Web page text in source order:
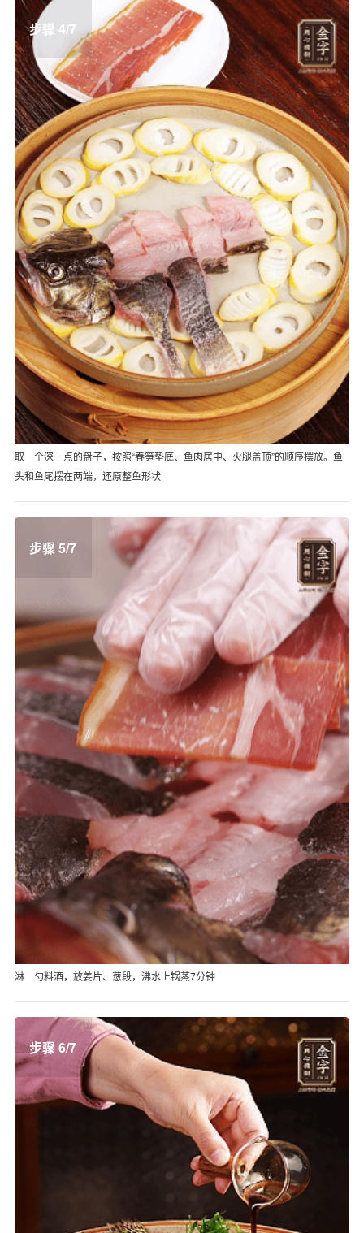
步骤 4/7
取一个深一点的盘子，按照“春笋垫底、鱼肉居中、火腿盖顶”的顺序摆放。鱼
头和鱼尾摆在两端，还原整鱼形状
步骤 5/7
淋一勺料酒，放姜片、葱段，沸水上锅蒸7分钟
步骤 6/7